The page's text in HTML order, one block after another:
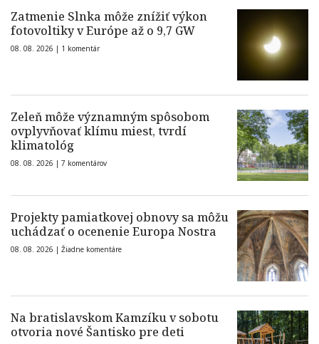
Zatmenie Slnka môže znížiť výkon
fotovoltiky v Európe až o 9,7 GW
08. 08. 2026 | 1 komentár
Zeleň môže významným spôsobom
ovplyvňovať klímu miest, tvrdí
klimatológ
08. 08. 2026 | 7 komentárov
Projekty pamiatkovej obnovy sa môžu
uchádzať o ocenenie Europa Nostra
08. 08. 2026 | Žiadne komentáre
Na bratislavskom Kamzíku v sobotu
otvoria nové Šantisko pre deti